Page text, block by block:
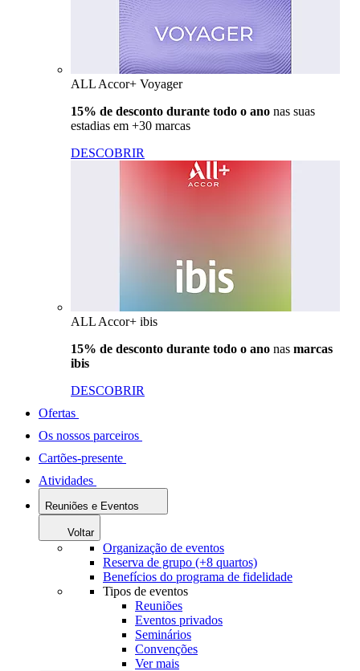
ALL Accor+ Voyager
15% de desconto durante todo o ano nas suas
estadias em +30 marcas
DESCOBRIR
ALL Accor+ ibis
15% de desconto durante todo o ano nas marcas
ibis
DESCOBRIR
Ofertas
Os nossos parceiros
Cartões-presente
Atividades
Reuniões e Eventos
Voltar
Organização de eventos
Reserva de grupo (+8 quartos)
Benefícios do programa de fidelidade
Tipos de eventos
Reuniões
Eventos privados
Seminários
Convenções
Ver mais